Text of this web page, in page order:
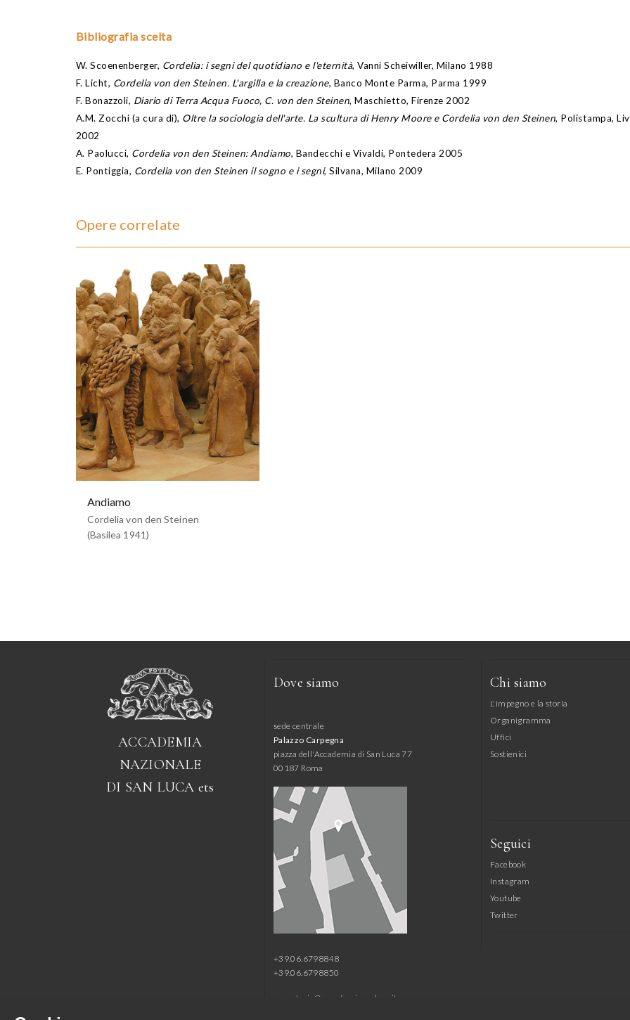
Bibliografia scelta
W. Scoenenberger, Cordelia: i segni del quotidiano e l'eternità, Vanni Scheiwiller, Milano 1988
F. Licht, Cordelia von den Steinen. L'argilla e la creazione, Banco Monte Parma, Parma 1999
F. Bonazzoli, Diario di Terra Acqua Fuoco, C. von den Steinen, Maschietto, Firenze 2002
A.M. Zocchi (a cura di), Oltre la sociologia dell'arte. La scultura di Henry Moore e Cordelia von den Steinen, Polistampa,
2002
A. Paolucci, Cordelia von den Steinen: Andiamo, Bandecchi e Vivaldi, Pontedera 2005
E. Pontiggia, Cordelia von den Steinen il sogno e i segni, Silvana, Milano 2009
Opere correlate
Andiamo
Cordelia von den Steinen
(Basilea 1941)
ACCADEMIA
NAZIONALE
DI SAN LUCA ets
Dove siamo
sede centrale
Palazzo Carpegna
piazza dell'Accademia di San Luca 77
00187 Roma
+39.06.6798848
+39.06.6798850
segreteria@accademiasanluca.it
Chi siamo
L'impegno e la storia
Organigramma
Uffici
Sostienici
Seguici
Facebook
Instagram
Youtube
Twitter